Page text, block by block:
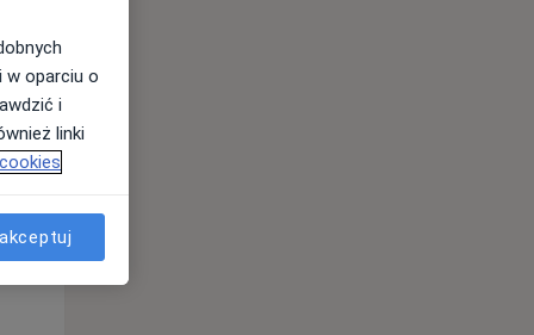
Śr,
12 Sie
w oparciu o
i
linki